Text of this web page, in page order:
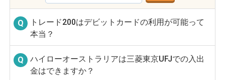
トレード200はデビットカードの利用が可能って
本当？
ハイローオーストラリアは三菱東京UFJでの入出
金はできますか？